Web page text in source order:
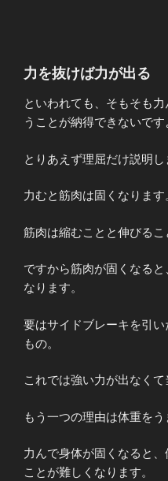
力を抜けば力が出る
といわれても、そもそも
うことが納得できないです
とりあえず理屈だけ説明し
力むと筋肉は固くなります
筋肉は縮むことと伸びるこ
ですから筋肉が固くなる
なります。
要はサイドブレーキを引
もの。
これでは強い力が出なくて
もう一つの理由は体重をう
力んで身体が固くなると
ことが難しくなります。